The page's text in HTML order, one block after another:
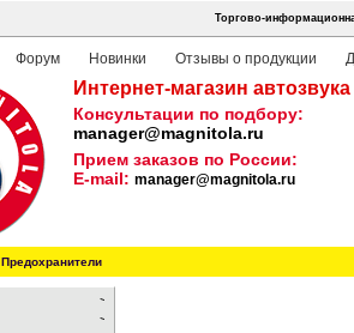
Торгово-
Форум Новинки Отзывы о продукции
Интернет-магазин
Консультации по подбору:
manager@magnitola.ru
Прием заказов по России:
E-mail: manager@magnitola.ru
Предохранители